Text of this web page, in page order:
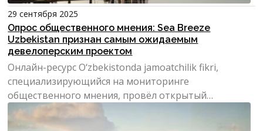
29 сентября 2025
Опрос общественного мнения: Sea Breeze
Uzbekistan признан самым ожидаемым
девелоперским проектом
Онлайн-ресурс O‘zbekistonda jamoatchilik fikri,
специализирующийся на мониторинге
общественного мнения, провёл открытый
Telegram-опрос, призванный выя...